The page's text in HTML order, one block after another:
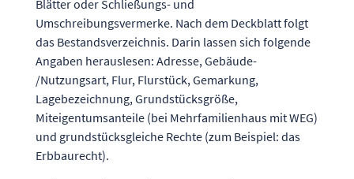
Blätter oder Schließungs- und
Umschreibungsvermerke. Nach dem Deckblatt folgt
das Bestandsverzeichnis. Darin lassen sich folgende
Angaben herauslesen: Adresse, Gebäude-
/Nutzungsart, Flur, Flurstück, Gemarkung,
Lagebezeichnung, Grundstücksgröße,
Miteigentumsanteile (bei Mehrfamilienhaus mit WEG)
und grundstücksgleiche Rechte (zum Beispiel: das
Erbbaurecht).